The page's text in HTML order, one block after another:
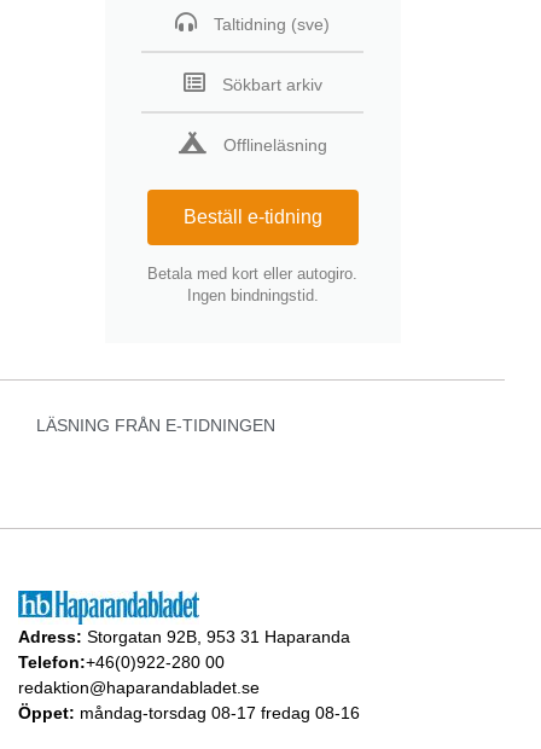
Taltidning (sve)
Sökbart arkiv
Offlineläsning
Beställ e-tidning
Betala med kort eller autogiro.
Ingen bindningstid.
LÄSNING FRÅN E-TIDNINGEN
Adress: Storgatan 92B, 953 31 Haparanda
Telefon:+46(0)922-280 00
redaktion@haparandabladet.se
Öppet: måndag-torsdag 08-17 fredag 08-16